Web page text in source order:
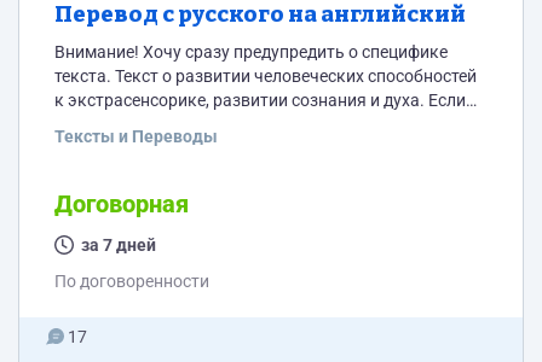
Перевод с русского на английский
Внимание! Хочу сразу предупредить о специфике
текста. Текст о развитии человеческих способностей
к экстрасенсорике, развитии сознания и духа. Если
религиозными или личными убеждениями и вы
Текста не много, всего 8884 символа, что составляет
около 5 стандартных (1800 символов) переводческих
страниц. Оплата 450 руб\страница.
Тексты и Переводы
Договорная
за 7 дней
По договоренности
17